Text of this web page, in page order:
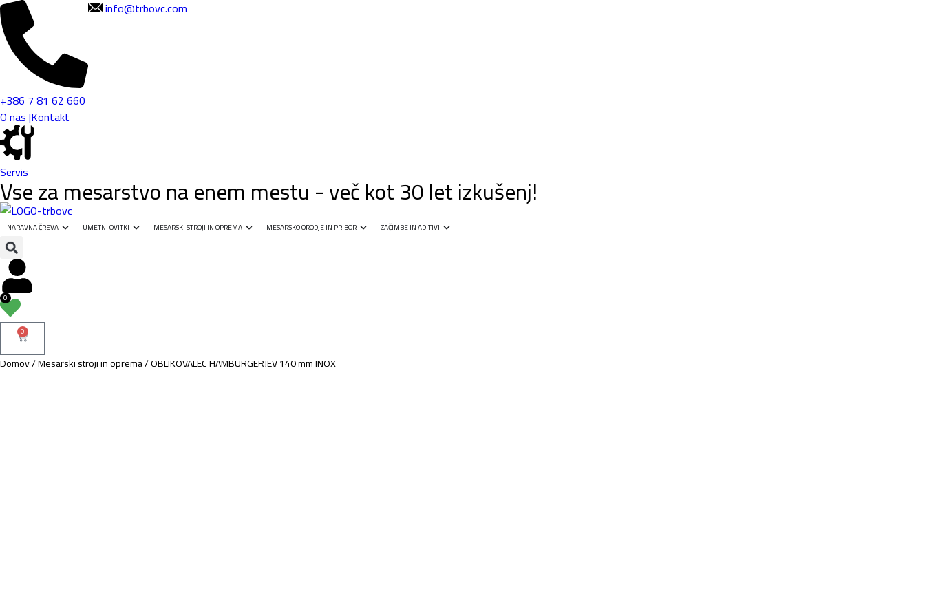
+386 7 81 62 660
info@trbovc.com
O nas |Kontakt
Servis
Vse za mesarstvo na enem mestu - več kot 30 let izkušenj!
NARAVNA ČREVA UMETNI OVITKI MESARSKI STROJI IN OPREMA MESARSKO ORODJE IN PRIBOR ZAČIMBE IN ADITIVI
0
0
Domov/Mesarski stroji in oprema/OBLIKOVALEC HAMBURGERJEV 140 mm INOX